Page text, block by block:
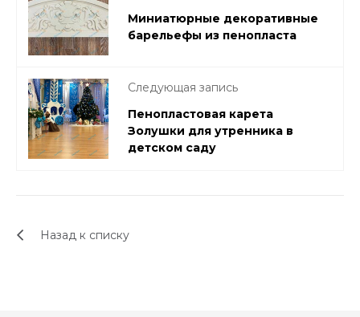
Миниатюрные декоративные
барельефы из пенопласта
Следующая запись
Пенопластовая карета
Золушки для утренника в
детском саду
Назад к списку